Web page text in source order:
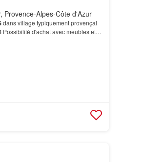
Provence-Alpes-Côte d'Azur
dans village typiquement provençal
d'achat avec meubles et